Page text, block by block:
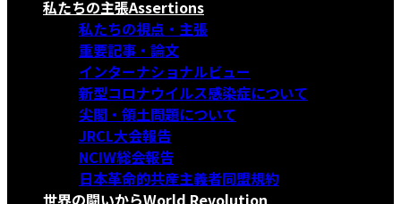
私たちの主張Assertions
私たちの視点・主張
重要記事・論文
インターナショナルビュー
新型コロナウイルス感染症について
尖閣・領土問題について
JRCL大会報告
NCIW総会報告
日本革命的共産主義者同盟規約
世界の闘いからWorld Revolution